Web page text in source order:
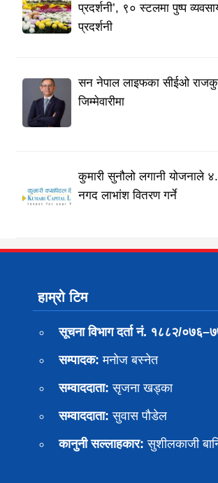
प्रदर्शनी’, ९० स्टलमा पुष्प
प्रदर्शनी
सन नेपाल लाइफका सीईओ
जिम्मेवारीमा
कुमारी सुनौलो लगानी योजनाले
नगद लाभांश वितरण गर्ने
हाम्रो टिम
सूचना विभाग दर्ता नं. १८८२/
सम्पादक: मनोज बस्नेत
सम्वाददाता: सृजना खड्का
सम्वाददाता: सुवास पाैडेल
कानुनी सल्लाहकार: सुशीलकाजी